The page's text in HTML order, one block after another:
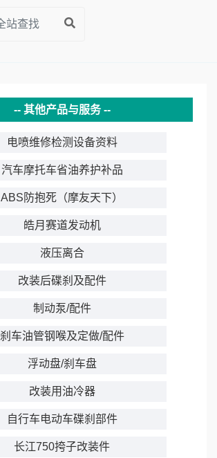
其他产品与服务
电喷维修检测设备资料
汽车摩托车省油养护补品
ABS防抱死（摩友天下）
皓月赛道发动机
液压离合
改装后碟刹及配件
制动泵/配件
刹车油管钢喉及定做/配件
浮动盘/刹车盘
改装用油冷器
自行车电动车碟刹部件
长江750挎子改装件